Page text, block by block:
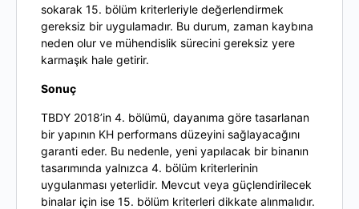
sokarak 15. bölüm kriterleriyle değerlendirmek
gereksiz bir uygulamadır. Bu durum, zaman kaybına
neden olur ve mühendislik sürecini gereksiz yere
karmaşık hale getirir.
Sonuç
TBDY 2018’in 4. bölümü, dayanıma göre tasarlanan
bir yapının KH performans düzeyini sağlayacağını
garanti eder. Bu nedenle, yeni yapılacak bir binanın
tasarımında yalnızca 4. bölüm kriterlerinin
uygulanması yeterlidir. Mevcut veya güçlendirilecek
binalar için ise 15. bölüm kriterleri dikkate alınmalıdır.